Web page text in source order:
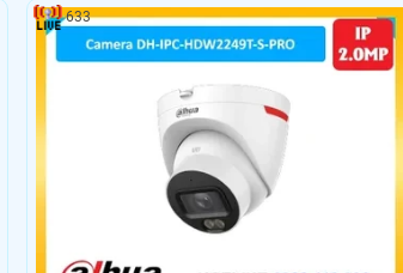
ngược sáng DWDR giúp hình ảnh rõ nét dù ở điều
kiện ánh sáng thấp. cảm biến video SMD 4.0 AI
SSA và phân tích hình ảnh thông minh thẻ nhớ
633